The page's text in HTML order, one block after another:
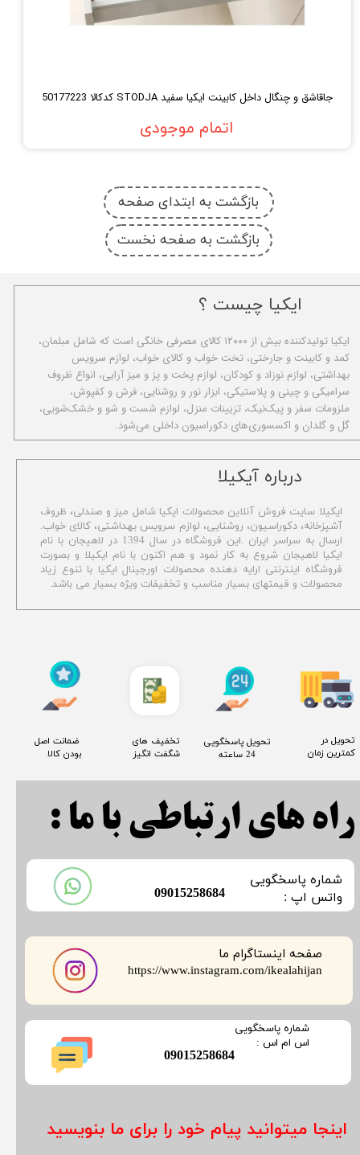
جاقاشق و چنگال داخل کابینت ایکیا سفید STODJA کدکالا 50177223
اتمام موجودی
بازگشت به ابتدای صفحه
بازگشت به صفحه نخست
​درباره آیکیلا
ایکیلا سایت فروش آنلاین محصولات ایکیا شامل میز و صندلی، ظروف
آشپزخانه، دکوراسیون، روشنایی، لوازم سرویس بهداشتی، کالای خواب.
ارسال به سراسر ایران .این فروشگاه در سال 1394 در لاهیجان با نام
ایکیا لاهیجان شروع به کار نمود و هم اکنون با نام ایکیلا و بصورت
فروشگاه اینترنتی ارایه دهنده محصولات اورجینال ایکیا با تنوع زیاد
محصولات و قیمتهای بسیار مناسب و تخفیفات ویژه بسیار می باشد.
صفحه اینستاگرام ما
​​​​​​​https://www.instagram.com/ikealahijan
​شماره پاسخگویی
​​​​​واتس اپ :
​09015258684
اینجا میتوانید پیام خود را برای ما بنویسید
راه های ارتباطی با ما :
​09015258684
​شماره پاسخگویی
​​​​​اس ام اس :
ایکیا چیست ؟
ا​یکیا تولیدکننده بیش از ۱۲۰۰۰ کالای مصرفی خانگی است که شامل مبلمان،
کمد و کابینت و جارختی، تخت خواب و کالای خواب، لوازم سرویس
بهداشتی، لوازم نوزاد و کودکان، لوازم پخت و پز و میز آرایی، انواع ظروف
سرامیکی و چینی و پلاستیکی، ابزار نور و روشنایی، فرش و کفپوش،
ملزومات سفر و پیک‌نیک، تزیینات منزل، لوازم شست و شو و خشک‌شویی،
گل و گلدان و اکسسوری‌های دکوراسیون داخلی می‌شود.
​تحویل در
کمترین زمان
​تحویل پاسخگویی
24 ساعته
​تخفیف های
شگفت انگیز
​ ضمانت اصل
بودن کالا